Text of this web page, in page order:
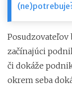
Posudzovateľov
začínajúci
či dokáže
okrem seba